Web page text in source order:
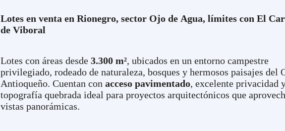
Lotes en venta en Rionegro, sector Ojo de Agua, límites con El
de Viboral
Lotes con áreas desde 3.300 m², ubicados en un entorno campestre
privilegiado, rodeado de naturaleza, bosques y hermosos paisajes del
Antioqueño. Cuentan con acceso pavimentado, excelente privacidad
topografía quebrada ideal para proyectos arquitectónicos que
vistas panorámicas.